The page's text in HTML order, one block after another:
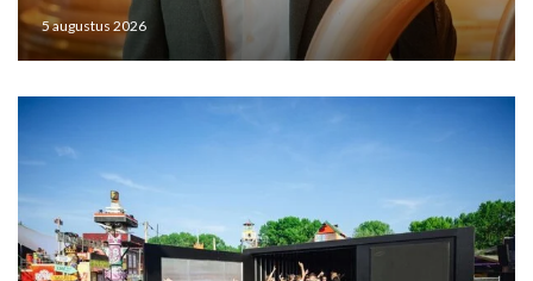
5 augustus 2026